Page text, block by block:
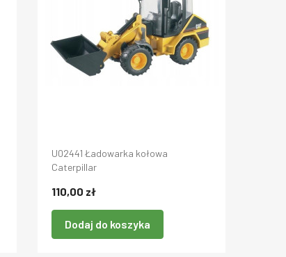
U02441 Ładowarka kołowa
Caterpillar
110,00 zł
Dodaj do koszyka